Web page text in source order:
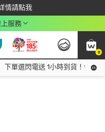
情請點我
回饋$350
服務
0
下單選閃電送 1小時到貨！領神